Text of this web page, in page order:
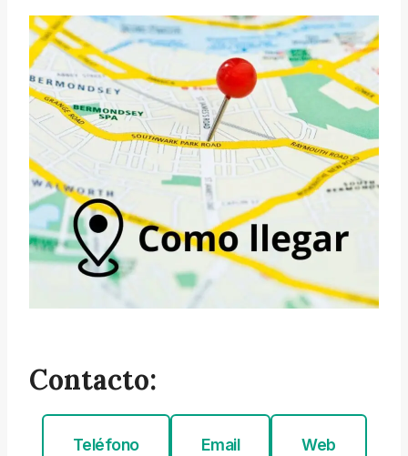
Contacto:
Teléfono Email Web